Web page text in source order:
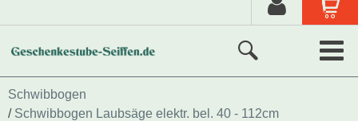
Neue Produkte
Schwibbogen
Schwibbogen Laubsäge elektr. bel. 40 - 112cm